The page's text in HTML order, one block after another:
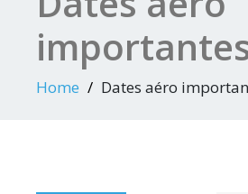
Home Dates aéro